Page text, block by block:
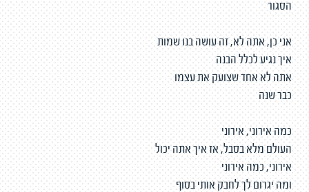
הסגור
אני כן, אתה לא, זה עושה בנו שמות
איך נגיע לכלל הבנה
אתה לא אחד שצועק את עצמו
כבר שנה
כמה אירוני, אירוני
העולם מלא בסבל, אז איך אתה יכול
אירוני, כמה אירוני
ומה יגרום לך לחבק אותי בסוף